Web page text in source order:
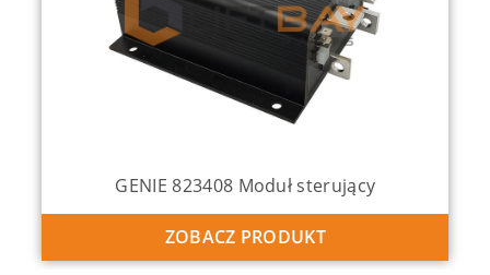
GENIE 823408 Moduł sterujący
ZOBACZ PRODUKT